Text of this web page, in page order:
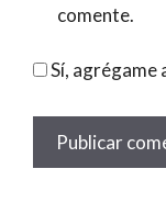
comente.
Sí, agrégame